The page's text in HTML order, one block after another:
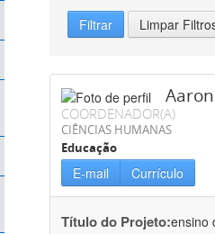
Filtrar Limpar
COORDENADOR(A)
CIÊNCIAS HUMANAS
Educação
E-mail Currículo
Título do Projeto:ensino